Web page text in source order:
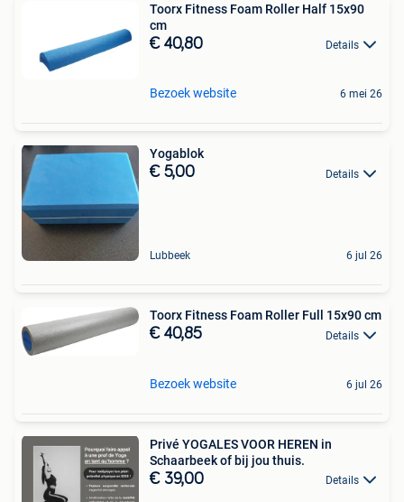
Toorx Fitness Foam Roller Half 15x90
cm
€ 40,80 Details
Bezoek website 6 mei 26
Yogablok
€ 5,00 Details
Lubbeek 6 jul 26
Toorx Fitness Foam Roller Full 15x90 cm
€ 40,85 Details
Bezoek website 6 jul 26
Privé YOGALES VOOR HEREN in
Schaarbeek of bij jou thuis.
€ 39,00 Details